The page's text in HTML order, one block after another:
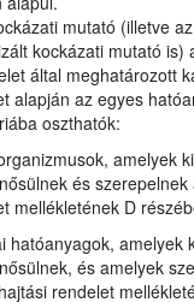
mutató (illetve
kockázati mutató is)
által meghatározott
alapján az egyes
oszthatók:
amelyek
és szerepelnek
mellékletének D
hatóanyagok, amelyek
és amelyek
rendelet